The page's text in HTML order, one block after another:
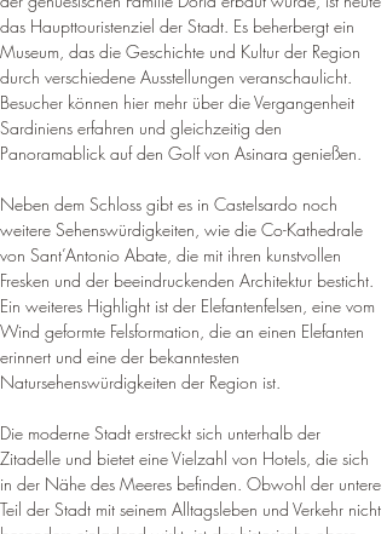
das Haupttouristenziel der Stadt. Es beherbergt ein
Museum, das die Geschichte und Kultur der Region
durch verschiedene Ausstellungen veranschaulicht.
Besucher können hier mehr über die Vergangenheit
Sardiniens erfahren und gleichzeitig den
Panoramablick auf den Golf von Asinara genießen.
Neben dem Schloss gibt es in Castelsardo noch
weitere Sehenswürdigkeiten, wie die Co-Kathedrale
von Sant’Antonio Abate, die mit ihren kunstvollen
Fresken und der beeindruckenden Architektur besticht.
Ein weiteres Highlight ist der Elefantenfelsen, eine vom
Wind geformte Felsformation, die an einen Elefanten
erinnert und eine der bekanntesten
Natursehenswürdigkeiten der Region ist.
Die moderne Stadt erstreckt sich unterhalb der
Zitadelle und bietet eine Vielzahl von Hotels, die sich
in der Nähe des Meeres befinden. Obwohl der untere
Teil der Stadt mit seinem Alltagsleben und Verkehr nicht